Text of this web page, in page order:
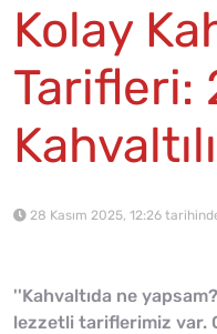
Kolay
Tarifleri:
28 Kasım 2025, 12:26
''Kahvaltıda ne
lezzetli tariflerimiz var.